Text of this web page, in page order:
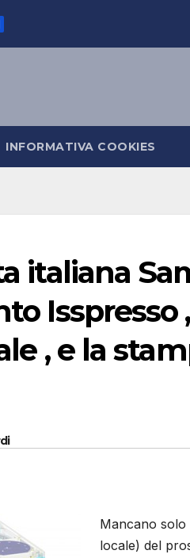
INFORMATIVA COOKIES
italiana
, e la
Mancano solo
locale) del